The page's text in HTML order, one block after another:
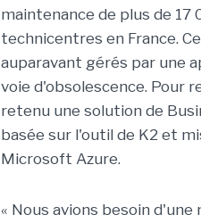
maintenance de plus de
technicentres en France.
auparavant gérés par une
voie d'obsolescence. Pour
retenu une solution de
basée sur l'outil de K2 et
Microsoft Azure.
« Nous avions besoin